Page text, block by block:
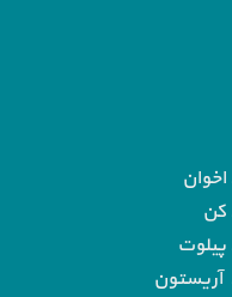
کن
پیلوت
آریستون